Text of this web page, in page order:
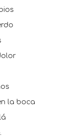
la boca